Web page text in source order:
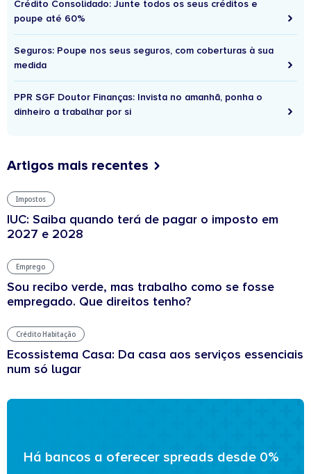
Crédito Consolidado: Junte todos os seus créditos e
poupe até 60%
Seguros: Poupe nos seus seguros, com coberturas à sua
medida
PPR SGF Doutor Finanças: Invista no amanhã, ponha o
dinheiro a trabalhar por si
Artigos mais recentes
Impostos
IUC: Saiba quando terá de pagar o imposto em
2027 e 2028
Emprego
Sou recibo verde, mas trabalho como se fosse
empregado. Que direitos tenho?
Crédito Habitação
Ecossistema Casa: Da casa aos serviços essenciais
num só lugar
Há bancos a oferecer spreads desde 0%